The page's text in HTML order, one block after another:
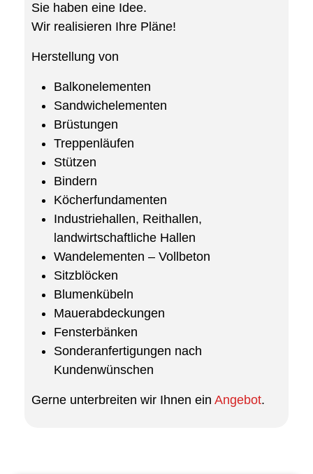
Sie haben eine Idee.
Wir realisieren Ihre Pläne!
Herstellung von
Balkonelementen
Sandwichelementen
Brüstungen
Treppenläufen
Stützen
Bindern
Köcherfundamenten
Industriehallen, Reithallen,
landwirtschaftliche Hallen
Wandelementen – Vollbeton
Sitzblöcken
Blumenkübeln
Mauerabdeckungen
Fensterbänken
Sonderanfertigungen nach
Kundenwünschen
Gerne unterbreiten wir Ihnen ein Angebot.